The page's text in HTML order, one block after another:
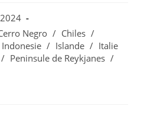
Negro / Chiles /
Indonesie / Islande / Italie
/ Peninsule de Reykjanes /